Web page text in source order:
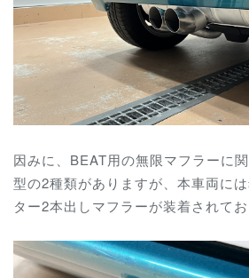
因みに、BEAT用の無限マフラーに
型の2種類がありますが、本車両に
ター2本出しマフラーが装着されてお